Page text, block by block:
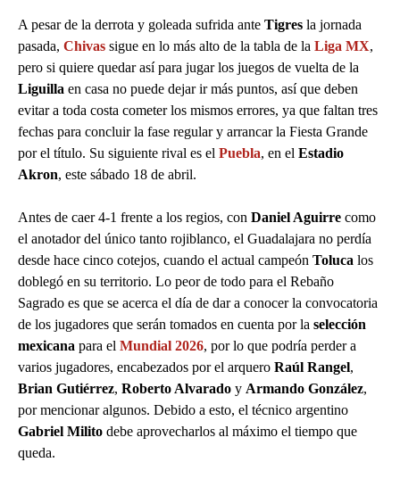
A pesar de la derrota y goleada sufrida ante Tigres la jornada
pasada, Chivas sigue en lo más alto de la tabla de la Liga MX,
pero si quiere quedar así para jugar los juegos de vuelta de la
Liguilla en casa no puede dejar ir más puntos, así que deben
evitar a toda costa cometer los mismos errores, ya que faltan tres
fechas para concluir la fase regular y arrancar la Fiesta Grande
por el título. Su siguiente rival es el Puebla, en el Estadio
Akron, este sábado 18 de abril.
Antes de caer 4-1 frente a los regios, con Daniel Aguirre como
el anotador del único tanto rojiblanco, el Guadalajara no perdía
desde hace cinco cotejos, cuando el actual campeón Toluca los
doblegó en su territorio. Lo peor de todo para el Rebaño
Sagrado es que se acerca el día de dar a conocer la convocatoria
de los jugadores que serán tomados en cuenta por la selección
mexicana para el Mundial 2026, por lo que podría perder a
varios jugadores, encabezados por el arquero Raúl Rangel,
Brian Gutiérrez, Roberto Alvarado y Armando González,
por mencionar algunos. Debido a esto, el técnico argentino
Gabriel Milito debe aprovecharlos al máximo el tiempo que
queda.